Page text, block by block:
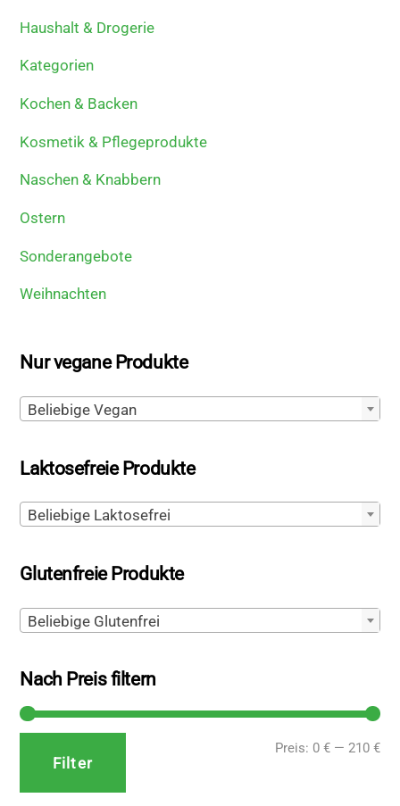
Haushalt & Drogerie
Kategorien
Kochen & Backen
Kosmetik & Pflegeprodukte
Naschen & Knabbern
Ostern
Sonderangebote
Weihnachten
Nur vegane Produkte
Beliebige Vegan
Laktosefreie Produkte
Beliebige Laktosefrei
Glutenfreie Produkte
Beliebige Glutenfrei
Nach Preis filtern
Filter
Preis: 0 €— 210 €